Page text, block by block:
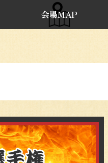
会場MAP